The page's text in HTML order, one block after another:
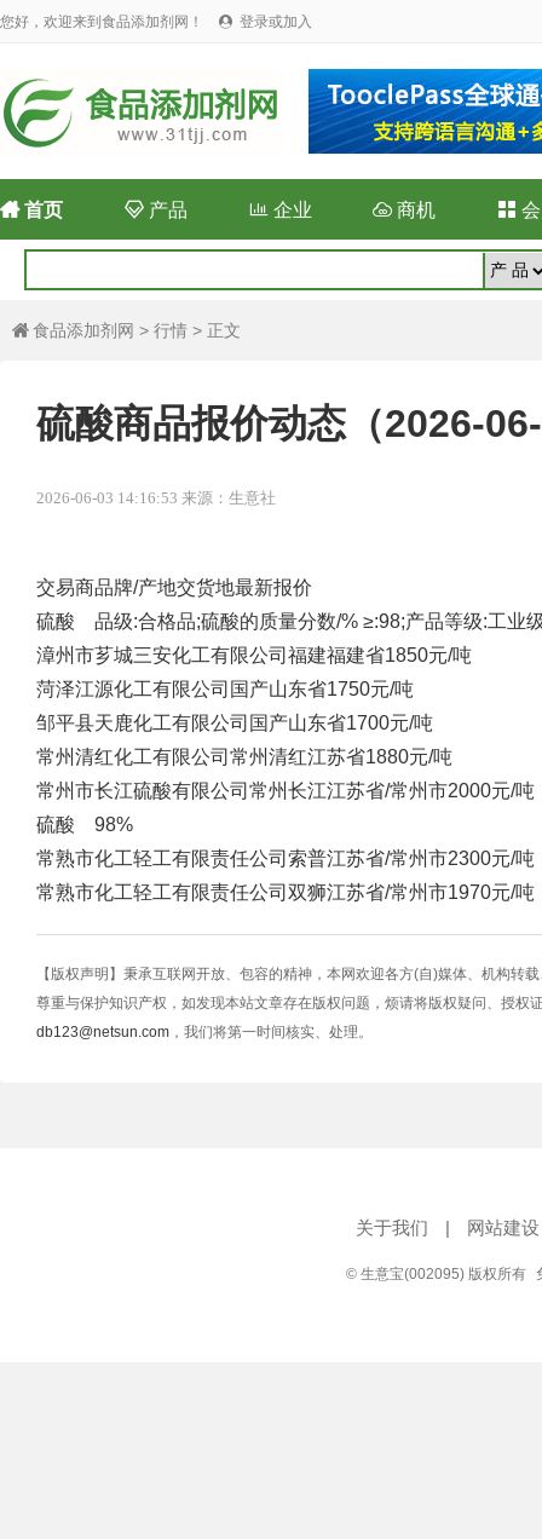
您好，欢迎来到食品添加剂网！  登录或加入
首页 产品 企业  商机 
 食品添加剂网 > 行情 > 正文
硫酸商品报价动态（2026-
2026-06-03 14:16:53 来源：生意社
交易商品牌/产地交货地最新报价
硫酸 品级:合格品;硫酸的质量分数/% ≥:98;产品等级:工业
漳州市芗城三安化工有限公司 福建福建省1850元/吨
菏泽江源化工有限公司 国产山东省1750元/吨
邹平县天鹿化工有限公司 国产山东省1700元/吨
常州清红化工有限公司 常州清红江苏省1880元/吨
常州市长江硫酸有限公司 常州长江江苏省/常州市2000元/吨
硫酸 98%
常熟市化工轻工有限责任公司 索普江苏省/常州市2300元/吨
常熟市化工轻工有限责任公司 双狮江苏省/常州市1970元/吨
【版权声明】秉承互联网开放、包容的精神，本网欢迎各方(自)媒体、机构转
尊重与保护知识产权，如发现本站文章存在版权问题，烦请将版权疑问、授权
db123@netsun.com ，我们将第一时间核实、处理。
关于我们 | 网站建设
© 生意宝(002095) 版权所有